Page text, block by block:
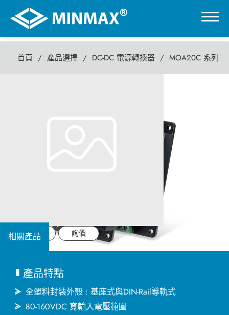
首頁 產品選擇 DC-DC 電源轉換器 MOA20C 系列
相關產品
Datasheet 詢價
產品特點
全塑料封裝外殼 : 基座式與DIN-Rail導軌式
80-160VDC 寬輸入電壓範圍
0
DC-DC 電源轉換器
應用領域
關於捷拓